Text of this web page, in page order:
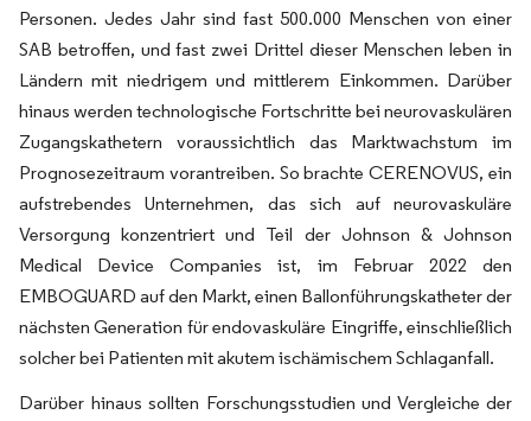
Personen. Jedes Jahr sind fast 500.000 Menschen von einer
SAB betroffen, und fast zwei Drittel dieser Menschen leben in
Ländern mit niedrigem und mittlerem Einkommen. Darüber
hinaus werden technologische Fortschritte bei neurovaskulären
Zugangskathetern voraussichtlich das Marktwachstum im
Prognosezeitraum vorantreiben. So brachte CERENOVUS, ein
aufstrebendes Unternehmen, das sich auf neurovaskuläre
Versorgung konzentriert und Teil der Johnson & Johnson
Medical Device Companies ist, im Februar 2022 den
EMBOGUARD auf den Markt, einen Ballonführungskatheter der
nächsten Generation für endovaskuläre Eingriffe, einschließlich
solcher bei Patienten mit akutem ischämischem Schlaganfall.
Darüber hinaus sollten Forschungsstudien und Vergleiche der